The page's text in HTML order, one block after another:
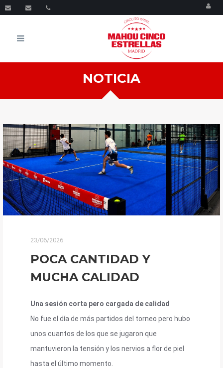
Menu
NOTICIA
23/06/2026
POCA CANTIDAD Y
MUCHA CALIDAD
Una sesión corta pero cargada de calidad
No fue el día de más partidos del torneo pero hubo
unos cuantos de los que se jugaron que
mantuvieron la tensión y los nervios a flor de piel
hasta el último momento.